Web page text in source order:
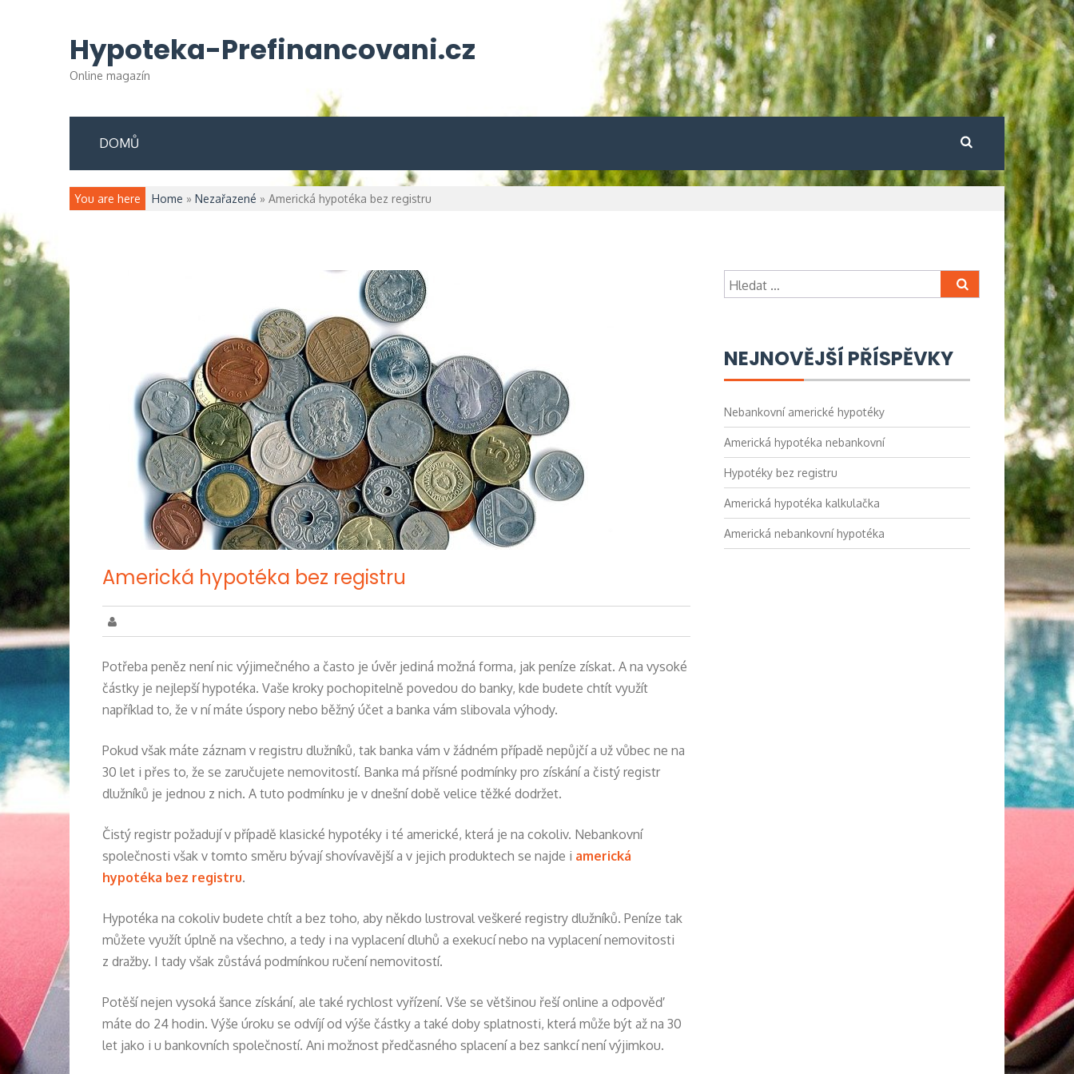
Hypoteka-Prefinancovani.cz
Online magazín
DOMŮ Vyhledávání
You are here Home » Nezařazené » Americká hypotéka bez registru
Americká hypotéka bez registru
Potřeba peněz není nic výjimečného a často je úvěr jediná možná forma, jak peníze získat. A na vysoké
částky je nejlepší hypotéka. Vaše kroky pochopitelně povedou do banky, kde budete chtít využít
například to, že v ní máte úspory nebo běžný účet a banka vám slibovala výhody.
Pokud však máte záznam v registru dlužníků, tak banka vám v žádném případě nepůjčí a už vůbec ne na
30 let i přes to, že se zaručujete nemovitostí. Banka má přísné podmínky pro získání a čistý registr
dlužníků je jednou z nich. A tuto podmínku je v dnešní době velice těžké dodržet.
Čistý registr požadují v případě klasické hypotéky i té americké, která je na cokoliv. Nebankovní
společnosti však v tomto směru bývají shovívavější a v jejich produktech se najde i americká
hypotéka bez registru.
Hypotéka na cokoliv budete chtít a bez toho, aby někdo lustroval veškeré registry dlužníků. Peníze tak
můžete využít úplně na všechno, a tedy i na vyplacení dluhů a exekucí nebo na vyplacení nemovitosti
z dražby. I tady však zůstává podmínkou ručení nemovitostí.
Potěší nejen vysoká šance získání, ale také rychlost vyřízení. Vše se většinou řeší online a odpověď
máte do 24 hodin. Výše úroku se odvíjí od výše částky a také doby splatnosti, která může být až na 30
let jako i u bankovních společností. Ani možnost předčasného splacení a bez sankcí není výjimkou.
Vyhledávání
NEJNOVĚJŠÍ PŘÍSPĚVKY
Nebankovní americké hypotéky
Americká hypotéka nebankovní
Hypotéky bez registru
Americká hypotéka kalkulačka
Americká nebankovní hypotéka